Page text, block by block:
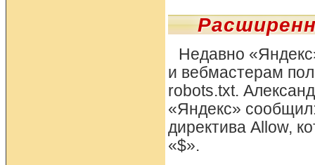
Недавно
и вебмастерам
robots.txt.
«Яндекс»
директива Allow,
«$».